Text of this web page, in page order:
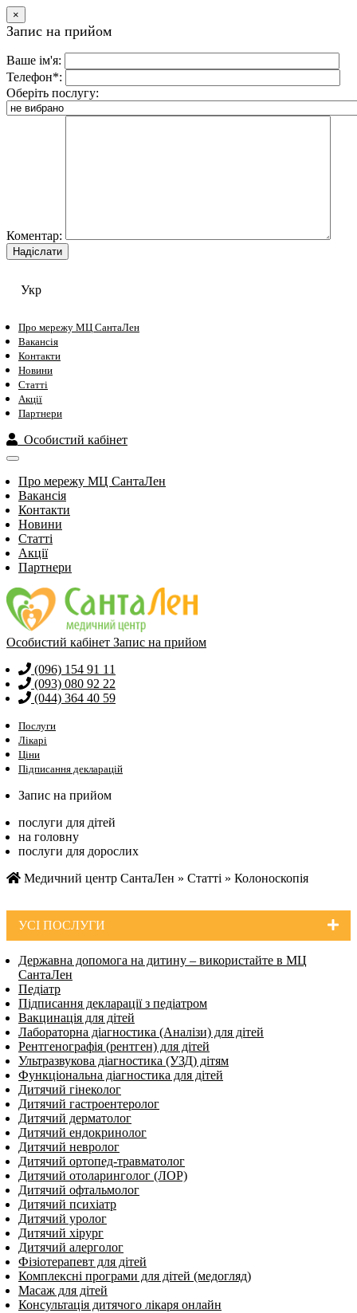
×
Запис на прийом
Ваше ім'я:
Телефон*:
Оберіть послугу:
Коментар:
Укр
Про мережу МЦ СантаЛен
Вакансія
Контакти
Новини
Статті
Акції
Партнери
Особистий кабінет
Про мережу МЦ СантаЛен
Вакансія
Контакти
Новини
Статті
Акції
Партнери
Особистий кабінет Запис на прийом
(096) 154 91 11
(093) 080 92 22
(044) 364 40 59
Послуги
Лікарі
Ціни
Підписання декларацій
Запис на прийом
послуги для дітей
на головну
послуги для дорослих
Медичний центр СантаЛен » Статті » Колоноскопія
УСI ПОСЛУГИ
Державна допомога на дитину – використайте в МЦ
СантаЛен
Педіатр
Підписання декларації з педіатром
Вакцинація для дітей
Лабораторна діагностика (Аналізи) для дітей
Рентгенографія (рентген) для дітей
Ультразвукова діагностика (УЗД) дітям
Функціональна діагностика для дітей
Дитячий гінеколог
Дитячий гастроентеролог
Дитячий дерматолог
Дитячий ендокринолог
Дитячий нев­ро­лог
Дитячий ортопед-травматолог
Дитячий отоларинголог (ЛОР)
Дитячий офтальмолог
Дитячий психіатр
Дитячий уролог
Дитячий хірург
Дитячий алерголог
Фізіотерапевт для дітей
Комплексні програми для дітей (медогляд)
Масаж для дітей
Консультація дитячого лікаря онлайн